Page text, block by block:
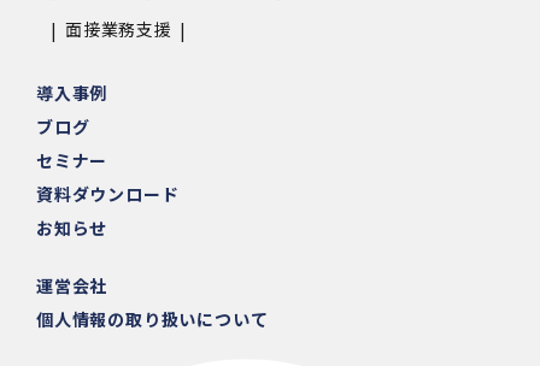
面接業務支援
導入事例
ブログ
セミナー
資料ダウンロード
お知らせ
運営会社
個人情報の取り扱いについて